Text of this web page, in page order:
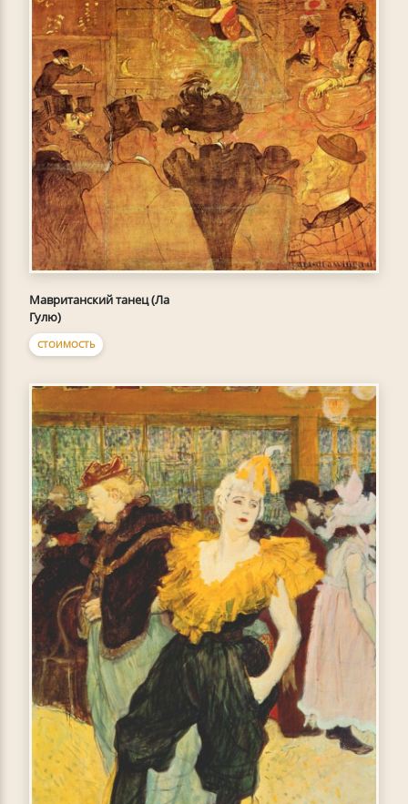
Мавританский танец (Ла
Гулю)
СТОИМОСТЬ